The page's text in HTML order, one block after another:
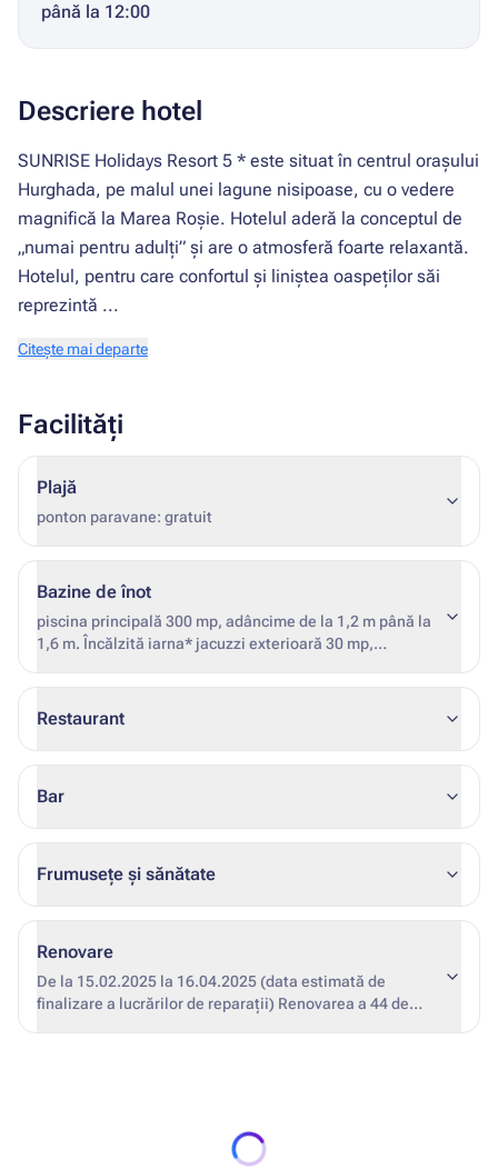
până la 12:00
Descriere hotel
SUNRISE Holidays Resort 5 * este situat în centrul orașului
Hurghada, pe malul unei lagune nisipoase, cu o vedere
magnifică la Marea Roșie. Hotelul aderă la conceptul de
„numai pentru adulți” și are o atmosferă foarte relaxantă.
Hotelul, pentru care confortul și liniștea oaspeților săi
reprezintă ...
Citește mai departe
Facilități
Plajă
ponton paravane: gratuit
Bazine de înot
piscina principală 300 mp, adâncime de la 1,2 m până la
1,6 m. Încălzită iarna* jacuzzi exterioară 30 mp,
de încheiere a încălzirii nu sunt fixe (în funcție de
condițiile meteorologice și de ocuparea hotelului)
Restaurant
Bar
Frumusețe și sănătate
Renovare
De la 15.02.2025 la 16.04.2025 (data estimată de
finalizare a lucrărilor de reparații) Renovarea a 44 de
camere situate departe de zona de renovare.